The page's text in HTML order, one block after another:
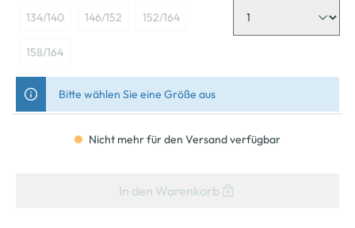
134/140 146/152 152/164
158/164
Bitte wählen Sie eine Größe aus
Nicht mehr für den Versand verfügbar
In den Warenkorb